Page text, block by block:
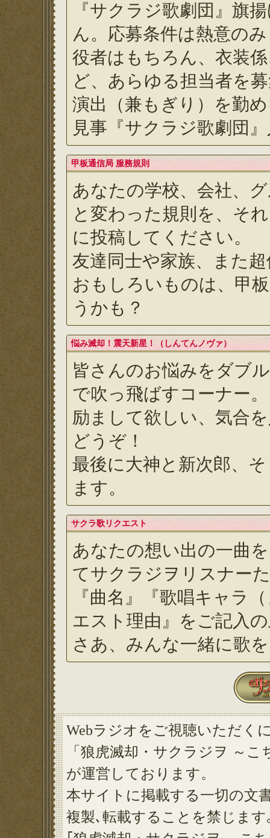
『サクラジ歌劇団』旗
ん。応募条件は熱意の
役者はもちろん、衣装
ど、あらゆる担当者を
演出（兼もぎり）を勤
見事『サクラジ歌劇団
甲板通信局 服務規則
あなたの学校、会社、
と変わった規則を、そ
に投稿してください。
友達同士や家族、また
おもしろいものは、甲
うかも？
悩み滅却！震天新星！（しんてんノヴァ）
皆さんのお悩みをダブ
で吹っ飛ばすコーナー。
励まして欲しい、気合
どうぞ！
最後に大神と新次郎、
ます。
サクラ歌リクエスト
あなたの想い出の一曲
てサクラジヲリスナー
『曲名』『歌唱キャラ
エスト理由』をご記入
さあ、みんな一緒に歌
Webラジオをご視聴いただく
「狼虎滅却・サクラジヲ ～
が運営しております。
本サイトに掲載する一切の文
複製､転載することを禁じます